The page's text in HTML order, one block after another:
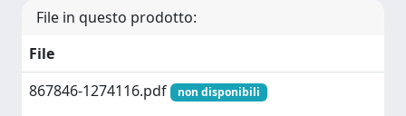
File in questo prodotto:
File
867846-1274116.pdf
non disponibili